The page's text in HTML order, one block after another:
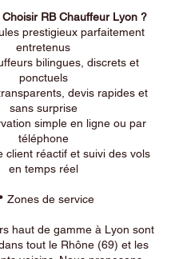
Choisir RB Chauffeur Lyon ?
prestigieux parfaitement
entretenus
bilingues, discrets et
ponctuels
devis rapides et
sans surprise
simple en ligne ou par
téléphone
réactif et suivi des vols
en temps réel
Zones de service
haut de gamme à Lyon sont
tout le Rhône (69) et les